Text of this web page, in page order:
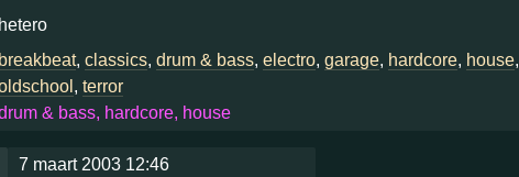
hetero
breakbeat,classics,drum & bass,electro,garage, hardcore, house,
,terror
& bass, hardcore, house
7 maart 2003 12:46